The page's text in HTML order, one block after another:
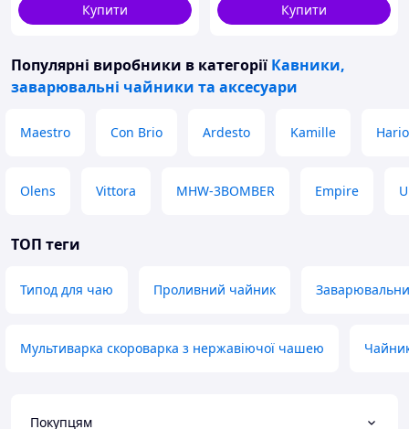
Купити
Купити
Популярні виробники в категорії Кавники,
заварювальні чайники та аксесуари
Maestro Con Brio Ardesto Kamille Hario
Olens Vittora MHW-3BOMBER Empire
ТОП теги
Типод для чаю Проливний чайник
Мультиварка скороварка з нержавіючої чашею
Покупцям